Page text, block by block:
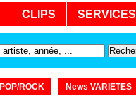
CLIPS SERVICES
ROCK
News VARIETES